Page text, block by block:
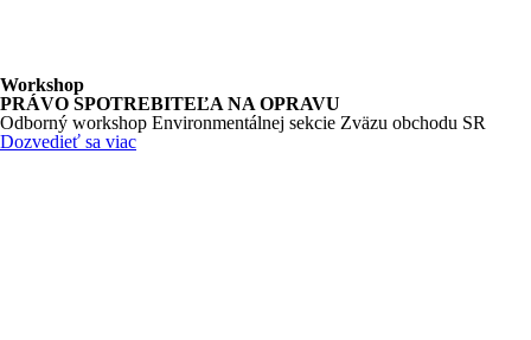
Workshop
PRÁVO SPOTREBITEĽA NA OPRAVU
Odborný workshop Environmentálnej sekcie Zväzu obchodu SR
Dozvedieť sa viac